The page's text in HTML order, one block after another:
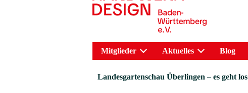
Mitglieder Aktuelles Blog
Landesgartenschau Überlingen – es geht los